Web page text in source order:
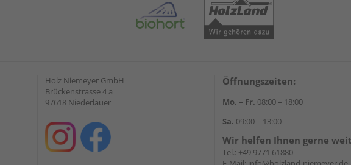
Holz Niemeyer GmbH
Brückenstrasse 4 a
97618 Niederlauer
Öffnungszeiten:
Mo. – Fr. 08:00 – 18:00
Sa. 09:00 – 13:00
Wir helfen Ihnen gerne
Tel.: +49 9771 61880